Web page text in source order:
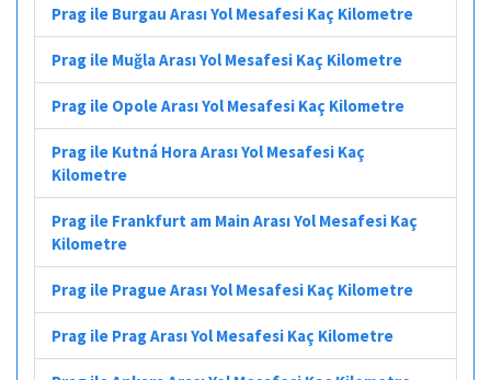
Prag ile Burgau Arası Yol Mesafesi Kaç Kilometre
Prag ile Muğla Arası Yol Mesafesi Kaç Kilometre
Prag ile Opole Arası Yol Mesafesi Kaç Kilometre
Prag ile Kutná Hora Arası Yol Mesafesi Kaç
Kilometre
Prag ile Frankfurt am Main Arası Yol Mesafesi Kaç
Kilometre
Prag ile Prague Arası Yol Mesafesi Kaç Kilometre
Prag ile Prag Arası Yol Mesafesi Kaç Kilometre